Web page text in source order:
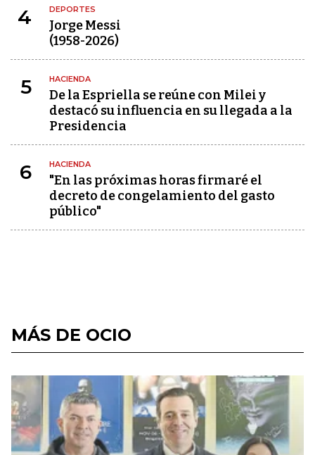
4 DEPORTES
Jorge Messi
(1958-2026)
5 HACIENDA
De la Espriella se reúne con Milei y
destacó su influencia en su llegada a la
Presidencia
6 HACIENDA
"En las próximas horas firmaré el
decreto de congelamiento del gasto
público"
MÁS DE OCIO